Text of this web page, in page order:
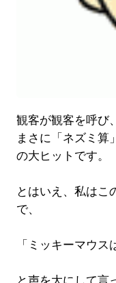
観客が観客を呼
まさに「ネズミ算
の大ヒットです。
とはいえ、私はこ
で、
「ミッキーマウス